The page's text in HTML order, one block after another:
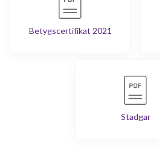
Betygscertifikat 2021
Stadgar